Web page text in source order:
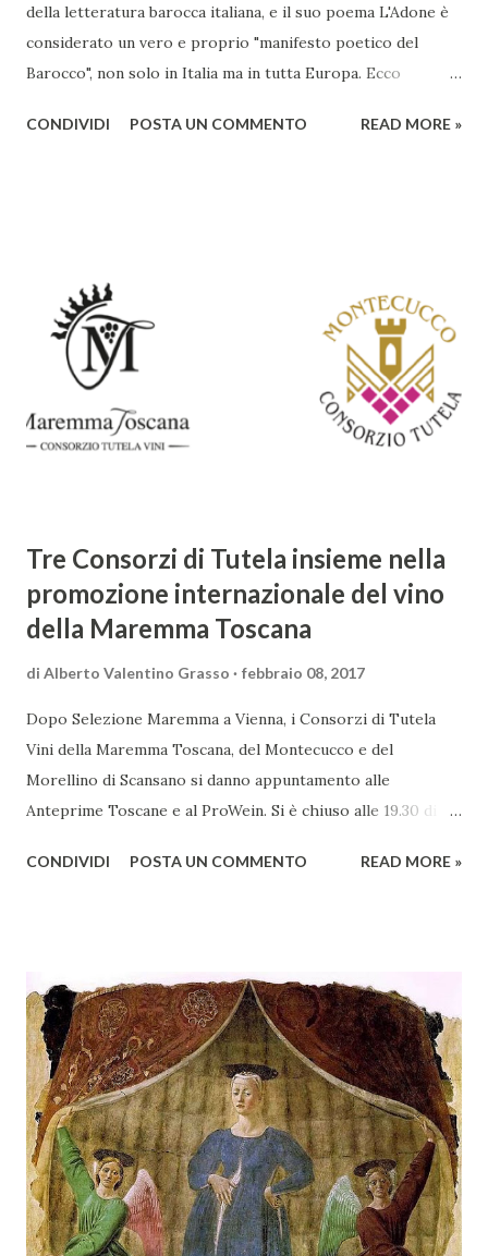
della letteratura barocca italiana, e il suo poema L'Adone è
considerato un vero e proprio "manifesto poetico del
Barocco", non solo in Italia ma in tutta Europa. Ecco
rendono un'opera fondamentale per il periodo. Marino fu
abbracciando invece i principi del Barocco: l'arte come
meraviglia, l'ostentazione della tecnica e la ricerca del
sorprendente. Marino visse in un'epoca di grandi
cambiamenti culturali e sociali, e la sua opera riflette questa
complessità. L'Adone è un poema epico-mitologico in 20
canti, composto da oltre 40.000 versi. Narra la storia
CONDIVIDI POSTA UN COMMENTO READ MORE »
Tre Consorzi di Tutela insieme nella
promozione internazionale del vino
della Maremma Toscana
di Alberto Valentino Grasso febbraio 08, 2017
Dopo Selezione Maremma a Vienna, i Consorzi di Tutela
Vini della Maremma Toscana, del Montecucco e del
Morellino di Scansano si danno appuntamento alle
Anteprime Toscane e al ProWein. Si è chiuso alle 19.30 di
presso l’Hotel Regina di Vienna dalla società Wein & Kultur,
territorio maremmano: Consorzio Tutela Vini della
Maremma Toscana, del Montecucco e del Morellino di
Scansano. Scopo dell’iniziativa è stato quello di promuovere
le eccellenze vitivinicole della regione in Austria, un
mercato dove il potenziale di crescita è ancora molto alto,
assistendo i produttori nella creazione di contatti
commerciali con gli operatori locali. Gli organizzatori
dell’evento, Christian Bauer, austriaco ed esperto di vini e
conoscitore dei mercati di lingua tedes...
CONDIVIDI POSTA UN COMMENTO READ MORE »